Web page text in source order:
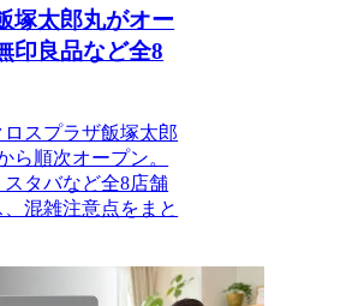
塚太郎丸がオー
印良品など全8
スプラザ飯塚太郎
ら順次オープン。
タバなど全8店舗
混雑注意点をまと